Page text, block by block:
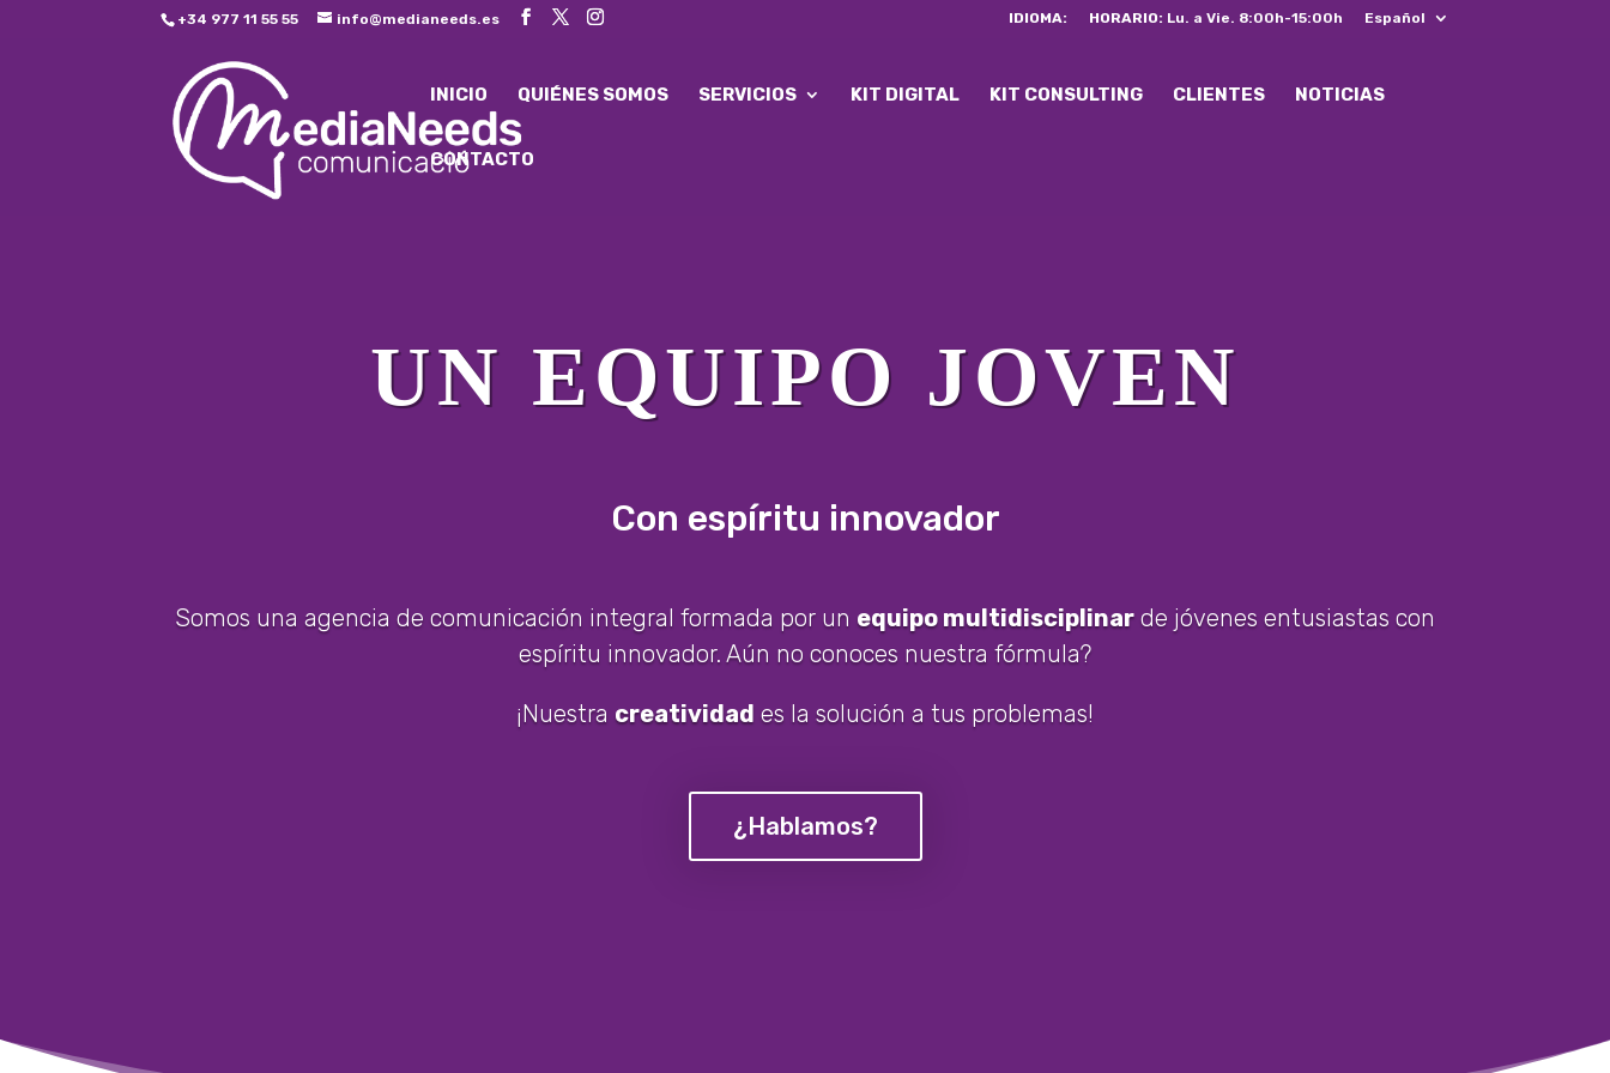
+34 977 11 55 55 info@medianeeds.es IDIOMA: HORARIO: Lu. a Vie. 8:00h-15:00h Español
INICIO QUIÉNES SOMOS SERVICIOS KIT DIGITAL KIT CONSULTING CLIENTES NOTICIAS
CONTACTO
UN EQUIPO JOVEN
Con espíritu innovador
Somos una agencia de comunicación integral formada por un equipo multidisciplinar de jóvenes entusiastas con
espíritu innovador. Aún no conoces nuestra fórmula?
¡Nuestra creatividad es la solución a tus problemas!
¿Hablamos?